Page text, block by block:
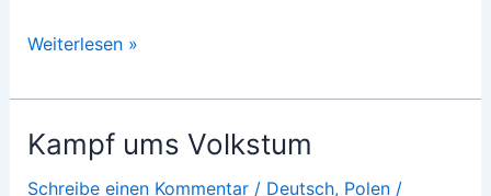
Stimmungswandel
den
polnischen
Nachbarn
Weiterlesen »
Kampf ums Volkstum
Schreibe einen Kommentar / Deutsch, Polen/